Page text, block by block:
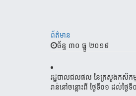
ព័ត៌មាន
ច័ន្ទ ៣០ ធ្នូ ២០១៩
រដ្ឋបាលជលផល នៃក្រសួងកសិកម្ម
រាន់នៅ​ចន្លោះពី ថ្ងៃទី០១ ដល់ថ្ង